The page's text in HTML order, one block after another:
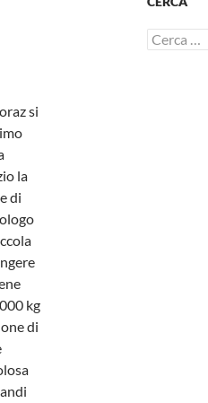
si
la
di
kg
di
Ricerca
per: